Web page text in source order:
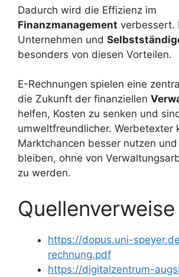
Dadurch wird die Effizienz im
Finanzmanagement verbessert.
Unternehmen und
besonders von diesen Vorteilen.
E-Rechnungen spielen eine
die Zukunft der finanziellen
helfen, Kosten zu senken und
umweltfreundlicher. Werbetexter
Marktchancen besser nutzen
bleiben, ohne von
zu werden.
Quellenverweise
https://dopus.uni-
rechnung.pdf
https://digitalzentrum-